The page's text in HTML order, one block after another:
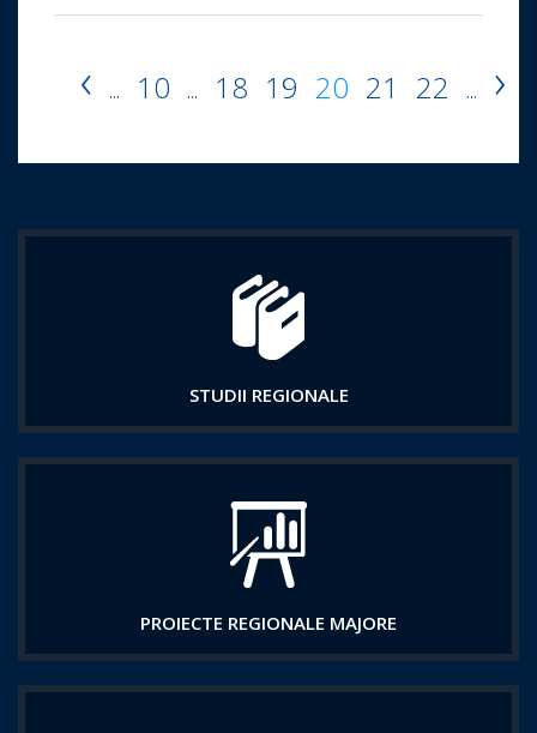
‹ ... 10 ... 18 19 20 21 22 ... ›
STUDII REGIONALE
PROIECTE REGIONALE MAJORE